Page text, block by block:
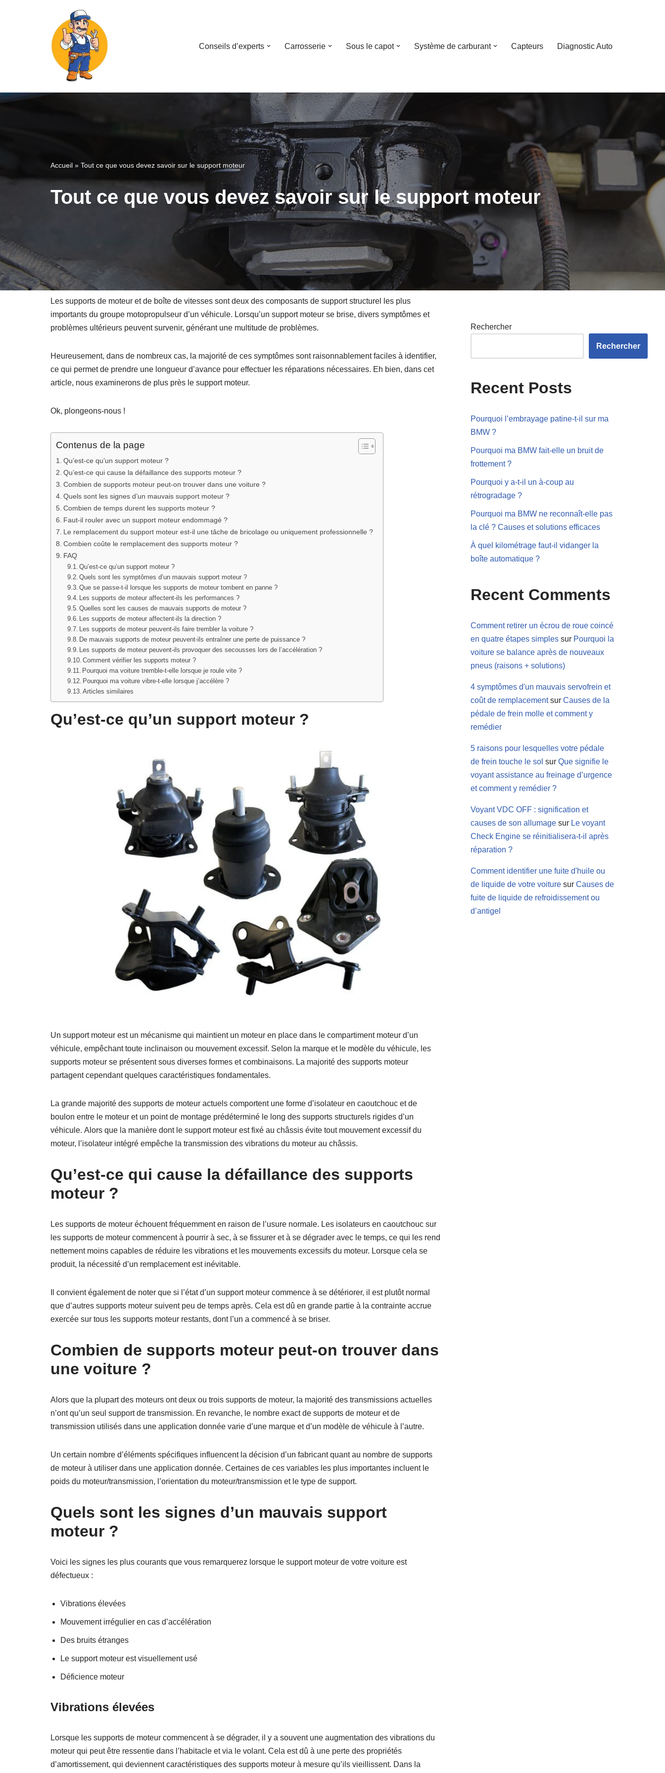
Conseils d’experts Carrosserie Sous le capot Système de carburant Capteurs Diagnostic Auto
Accueil » Tout ce que vous devez savoir sur le support moteur
Tout ce que vous devez savoir sur le support moteur
Les supports de moteur et de boîte de vitesses sont deux des composants de support structurel les plus
importants du groupe motopropulseur d’un véhicule. Lorsqu’un support moteur se brise, divers symptômes et
problèmes ultérieurs peuvent survenir, générant une multitude de problèmes.
Heureusement, dans de nombreux cas, la majorité de ces symptômes sont raisonnablement faciles à identifier,
ce qui permet de prendre une longueur d’avance pour effectuer les réparations nécessaires. Eh bien, dans cet
article, nous examinerons de plus près le support moteur.
Ok, plongeons-nous !
Contenus de la page
Qu’est-ce qu’un support moteur ?
Qu’est-ce qui cause la défaillance des supports moteur ?
Combien de supports moteur peut-on trouver dans une voiture ?
Quels sont les signes d’un mauvais support moteur ?
Combien de temps durent les supports moteur ?
Faut-il rouler avec un support moteur endommagé ?
Le remplacement du support moteur est-il une tâche de bricolage ou uniquement professionnelle ?
Combien coûte le remplacement des supports moteur ?
FAQ
Qu’est-ce qu’un support moteur ?
Quels sont les symptômes d’un mauvais support moteur ?
Que se passe-t-il lorsque les supports de moteur tombent en panne ?
Les supports de moteur affectent-ils les performances ?
Quelles sont les causes de mauvais supports de moteur ?
Les supports de moteur affectent-ils la direction ?
Les supports de moteur peuvent-ils faire trembler la voiture ?
De mauvais supports de moteur peuvent-ils entraîner une perte de puissance ?
Les supports de moteur peuvent-ils provoquer des secousses lors de l’accélération ?
Comment vérifier les supports moteur ?
Pourquoi ma voiture tremble-t-elle lorsque je roule vite ?
Pourquoi ma voiture vibre-t-elle lorsque j’accélère ?
Articles similaires
Qu’est-ce qu’un support moteur ?
Un support moteur est un mécanisme qui maintient un moteur en place dans le compartiment moteur d’un
véhicule, empêchant toute inclinaison ou mouvement excessif. Selon la marque et le modèle du véhicule, les
supports moteur se présentent sous diverses formes et combinaisons. La majorité des supports moteur
partagent cependant quelques caractéristiques fondamentales.
La grande majorité des supports de moteur actuels comportent une forme d’isolateur en caoutchouc et de
boulon entre le moteur et un point de montage prédéterminé le long des supports structurels rigides d’un
véhicule. Alors que la manière dont le support moteur est fixé au châssis évite tout mouvement excessif du
moteur, l’isolateur intégré empêche la transmission des vibrations du moteur au châssis.
Qu’est-ce qui cause la défaillance des supports
moteur ?
Les supports de moteur échouent fréquemment en raison de l’usure normale. Les isolateurs en caoutchouc sur
les supports de moteur commencent à pourrir à sec, à se fissurer et à se dégrader avec le temps, ce qui les rend
nettement moins capables de réduire les vibrations et les mouvements excessifs du moteur. Lorsque cela se
produit, la nécessité d’un remplacement est inévitable.
Il convient également de noter que si l’état d’un support moteur commence à se détériorer, il est plutôt normal
que d’autres supports moteur suivent peu de temps après. Cela est dû en grande partie à la contrainte accrue
exercée sur tous les supports moteur restants, dont l’un a commencé à se briser.
Combien de supports moteur peut-on trouver dans
une voiture ?
Alors que la plupart des moteurs ont deux ou trois supports de moteur, la majorité des transmissions actuelles
n’ont qu’un seul support de transmission. En revanche, le nombre exact de supports de moteur et de
transmission utilisés dans une application donnée varie d’une marque et d’un modèle de véhicule à l’autre.
Un certain nombre d’éléments spécifiques influencent la décision d’un fabricant quant au nombre de supports
de moteur à utiliser dans une application donnée. Certaines de ces variables les plus importantes incluent le
poids du moteur/transmission, l’orientation du moteur/transmission et le type de support.
Quels sont les signes d’un mauvais support
moteur ?
Voici les signes les plus courants que vous remarquerez lorsque le support moteur de votre voiture est
défectueux :
Vibrations élevées
Mouvement irrégulier en cas d’accélération
Des bruits étranges
Le support moteur est visuellement usé
Déficience moteur
Vibrations élevées
Lorsque les supports de moteur commencent à se dégrader, il y a souvent une augmentation des vibrations du
moteur qui peut être ressentie dans l’habitacle et via le volant. Cela est dû à une perte des propriétés
d’amortissement, qui deviennent caractéristiques des supports moteur à mesure qu’ils vieillissent. Dans la
Rechercher
Rechercher
Recent Posts
Pourquoi l’embrayage patine-t-il sur ma
BMW ?
Pourquoi ma BMW fait-elle un bruit de
frottement ?
Pourquoi y a-t-il un à-coup au
rétrogradage ?
Pourquoi ma BMW ne reconnaît-elle pas
la clé ? Causes et solutions efficaces
À quel kilométrage faut-il vidanger la
boîte automatique ?
Recent Comments
Comment retirer un écrou de roue coincé
en quatre étapes simples sur Pourquoi la
voiture se balance après de nouveaux
pneus (raisons + solutions)
4 symptômes d'un mauvais servofrein et
coût de remplacementsur Causes de la
pédale de frein molle et comment y
remédier
5 raisons pour lesquelles votre pédale
de frein touche le sol sur Que signifie le
voyant assistance au freinage d’urgence
et comment y remédier ?
Voyant VDC OFF : signification et
causes de son allumage sur Le voyant
Check Engine se réinitialisera-t-il après
réparation ?
Comment identifier une fuite d'huile ou
de liquide de votre voiture sur Causes de
fuite de liquide de refroidissement ou
d’antigel